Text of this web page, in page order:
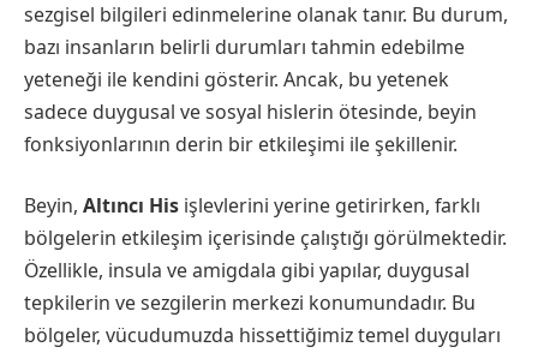
sezgisel bilgileri edinmelerine olanak tanır. Bu durum,
bazı insanların belirli durumları tahmin edebilme
yeteneği ile kendini gösterir. Ancak, bu yetenek
sadece duygusal ve sosyal hislerin ötesinde, beyin
fonksiyonlarının derin bir etkileşimi ile şekillenir.
Beyin, Altıncı His işlevlerini yerine getirirken, farklı
bölgelerin etkileşim içerisinde çalıştığı görülmektedir.
Özellikle, insula ve amigdala gibi yapılar, duygusal
tepkilerin ve sezgilerin merkezi konumundadır. Bu
bölgeler, vücudumuzda hissettiğimiz temel duyguları